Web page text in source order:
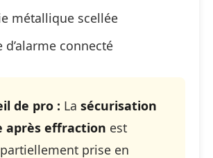
métallique scellée
d’alarme connecté
de pro : La sécurisation
après effraction est
prise en